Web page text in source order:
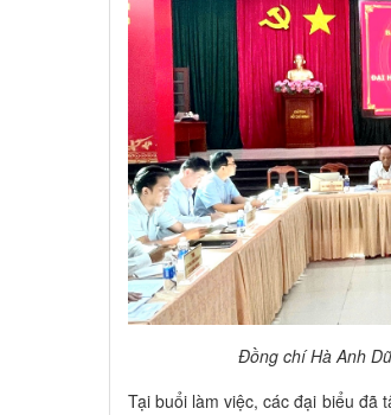
Đồng chí Hà Anh
Tại buổi làm việc, các đại biểu đã